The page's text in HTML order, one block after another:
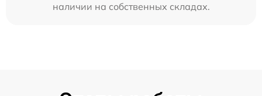
наличии на собственных складах.